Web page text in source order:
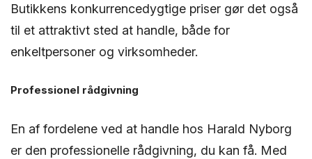
Butikkens konkurrencedygtige priser gør det også
til et attraktivt sted at handle, både for
enkeltpersoner og virksomheder.
Professionel rådgivning
En af fordelene ved at handle hos Harald Nyborg
er den professionelle rådgivning, du kan få. Med